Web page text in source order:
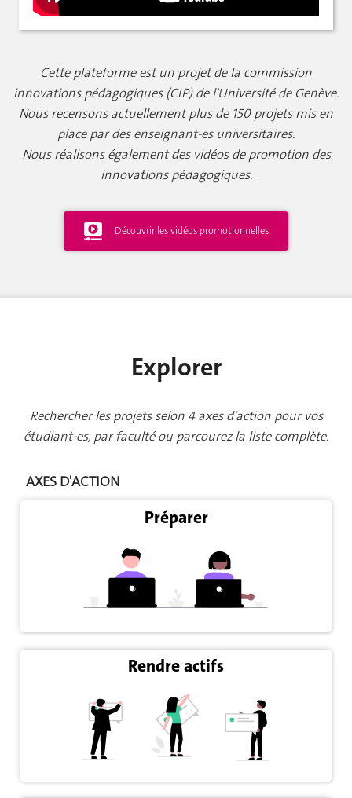
Cette plateforme est un projet de la commission
innovations pédagogiques (CIP) de l'Université de Genève.
Nous recensons actuellement plus de 150 projets mis en
place par des enseignant-es universitaires.
Nous réalisons également des vidéos de promotion des
innovations pédagogiques.
Découvrir les vidéos promotionnelles
Explorer
Rechercher les projets selon 4 axes d'action pour vos
étudiant-es, par faculté ou parcourez la liste complète.
AXES D'ACTION
Préparer
Rendre actifs